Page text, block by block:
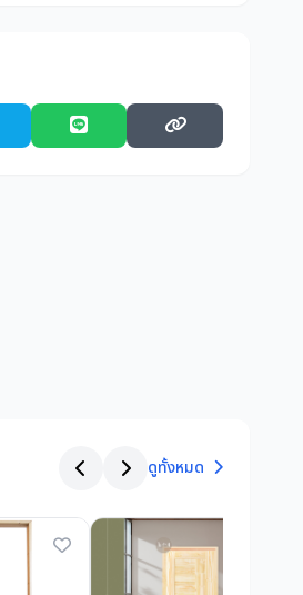
ดูทั้งหมด